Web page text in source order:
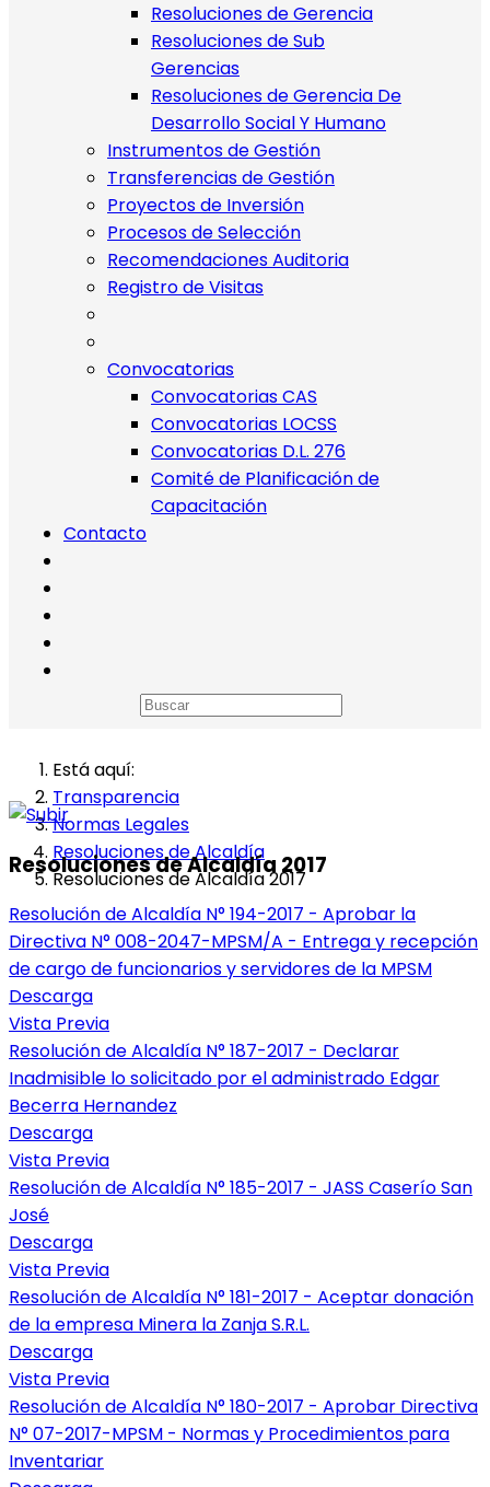
Resoluciones de Gerencia
Resoluciones de Sub
Gerencias
Resoluciones de Gerencia De
Desarrollo Social Y Humano
Instrumentos de Gestión
Transferencias de Gestión
Proyectos de Inversión
Procesos de Selección
Recomendaciones Auditoria
Registro de Visitas
Convocatorias
Convocatorias CAS
Convocatorias LOCSS
Convocatorias D.L. 276
Comité de Planificación de
Capacitación
Contacto
Está aquí:
Transparencia
Normas Legales
Resoluciones de Alcaldía
Resoluciones de Alcaldía 2017
Resoluciones de Alcaldía 2017
Resolución de Alcaldía N° 194-2017 - Aprobar la
Directiva N° 008-2047-MPSM/A - Entrega y recepción
de cargo de funcionarios y servidores de la MPSM
Descarga
Vista Previa
Resolución de Alcaldía N° 187-2017 - Declarar
Inadmisible lo solicitado por el administrado Edgar
Becerra Hernandez
Descarga
Vista Previa
Resolución de Alcaldía N° 185-2017 - JASS Caserío San
José
Descarga
Vista Previa
Resolución de Alcaldía N° 181-2017 - Aceptar donación
de la empresa Minera la Zanja S.R.L.
Descarga
Vista Previa
Resolución de Alcaldía N° 180-2017 - Aprobar Directiva
N° 07-2017-MPSM - Normas y Procedimientos para
Inventariar